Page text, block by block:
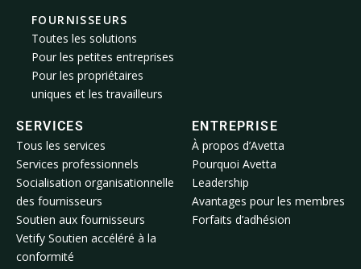
FOURNISSEURS
Toutes les solutions
Pour les petites entreprises
Pour les propriétaires
uniques et les travailleurs
SERVICES
Tous les services
Services professionnels
Socialisation organisationnelle
des fournisseurs
Soutien aux fournisseurs
Vetify Soutien accéléré à la
conformité
ENTREPRISE
À propos d’Avetta
Pourquoi Avetta
Leadership
Avantages pour les membres
Forfaits d’adhésion